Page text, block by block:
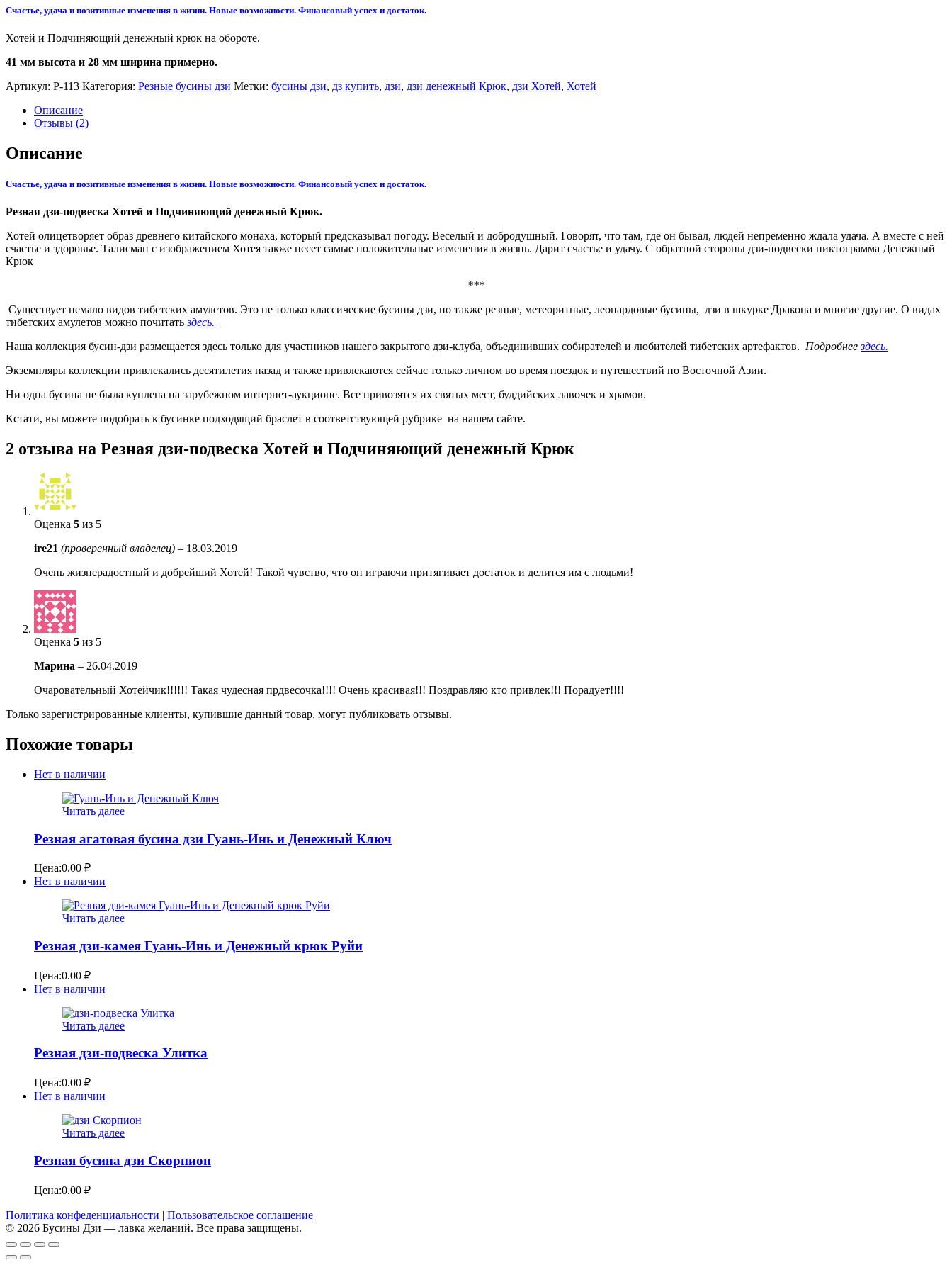
Счастье, удача и позитивные изменения в жизни. Новые возможности. Финансовый успех и достаток.
Хотей и Подчиняющий денежный крюк на обороте.
41 мм высота и 28 мм ширина примерно.
Артикул: Р-113 Категория: Резные бусины дзи Метки: бусины дзи, дз купить, дзи, дзи денежный Крюк, дзи Хотей, Хотей
Описание
Отзывы (2)
Описание
Счастье, удача и позитивные изменения в жизни. Новые возможности. Финансовый успех и достаток.
Резная дзи-подвеска Хотей и Подчиняющий денежный Крюк.
Хотей олицетворяет образ древнего китайского монаха, который предсказывал погоду. Веселый и добродушный. Говорят, что там, где он бывал, людей непременно ждала удача. А вместе с ней
счастье и здоровье. Талисман с изображением Хотея также несет самые положительные изменения в жизнь. Дарит счастье и удачу. С обратной стороны дзи-подвески пиктограмма Денежный
Крюк
***
Существует немало видов тибетских амулетов. Это не только классические бусины дзи, но также резные, метеоритные, леопардовые бусины, дзи в шкурке Дракона и многие другие. О видах
тибетских амулетов можно почитатьздесь.
Наша коллекция бусин-дзи размещается здесь только для участников нашего закрытого дзи-клуба, объединивших собирателей и любителей тибетских артефактов. Подробнеездесь.
Экземпляры коллекции привлекались десятилетия назад и также привлекаются сейчас только личном во время поездок и путешествий по Восточной Азии.
Ни одна бусина не была куплена на зарубежном интернет-аукционе. Все привозятся их святых мест, буддийских лавочек и храмов.
Кстати, вы можете подобрать к бусинке подходящий браслет в соответствующей рубрике на нашем сайте.
2 отзыва на Резная дзи-подвеска Хотей и Подчиняющий денежный Крюк
Оценка 5 из 5
ire21 (проверенный владелец) – 18.03.2019
Очень жизнерадостный и добрейший Хотей! Такой чувство, что он играючи притягивает достаток и делится им с людьми!
Оценка 5 из 5
Марина – 26.04.2019
Очаровательный Хотейчик!!!!!! Такая чудесная прдвесочка!!!! Очень красивая!!! Поздравляю кто привлек!!! Порадует!!!!
Только зарегистрированные клиенты, купившие данный товар, могут публиковать отзывы.
Похожие товары
Нет в наличии
Читать далее
Резная агатовая бусина дзи Гуань-Инь и Денежный Ключ
Цена:0.00 ₽
Нет в наличии
Читать далее
Резная дзи-камея Гуань-Инь и Денежный крюк Руйи
Цена:0.00 ₽
Нет в наличии
Читать далее
Резная дзи-подвеска Улитка
Цена:0.00 ₽
Нет в наличии
Читать далее
Резная бусина дзи Скорпион
Цена:0.00 ₽
Политика конфеденциальности | Пользовательское соглашение
© 2026 Бусины Дзи — лавка желаний. Все права защищены.